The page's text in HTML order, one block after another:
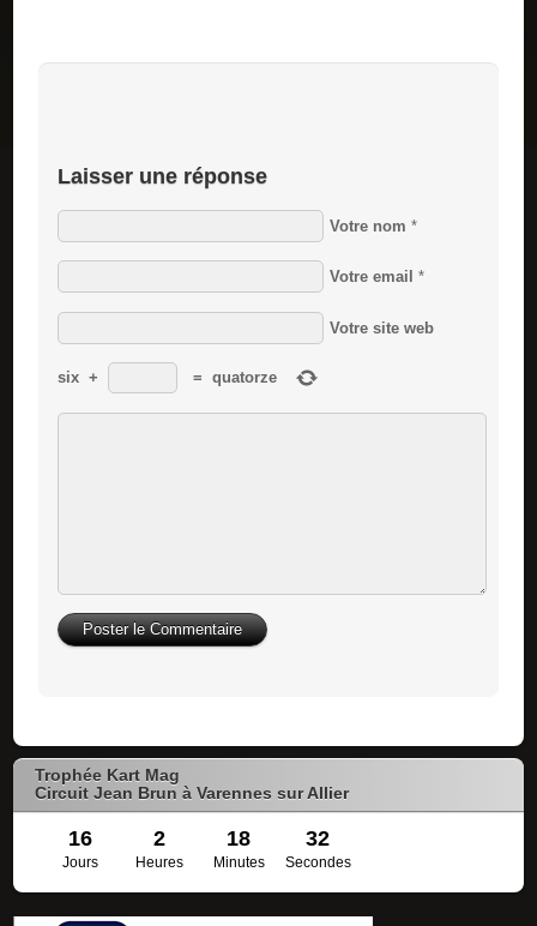
Laisser une réponse
Votre nom *
Votre email *
Votre site web
six + = quatorze
Trophée Kart Mag
Circuit Jean Brun à Varennes sur Allier
16 2 18 32
Jours Heures Minutes Secondes